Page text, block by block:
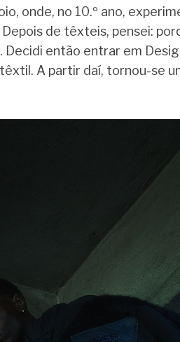
onde, no 10.º ano,
de têxteis, pensei:
Decidi então entrar em
A partir daí, tornou-se